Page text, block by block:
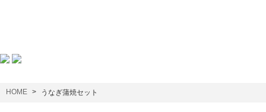
HOME うなぎ蒲焼セット